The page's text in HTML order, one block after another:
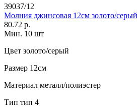
39037/12
Молния джинсовая 12см золото/
80.72 р.
Мин. 10 шт
Цвет золото/серый
Размер 12см
Материал металл/полиэстер
Тип тип 4